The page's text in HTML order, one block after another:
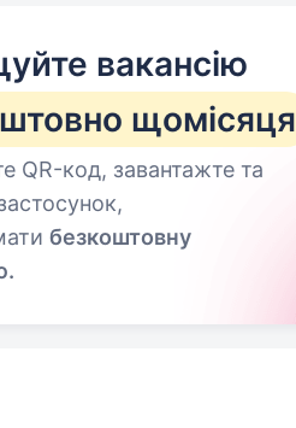
вакансію
щомісяця
QR-код, завантажте та
безкоштовну